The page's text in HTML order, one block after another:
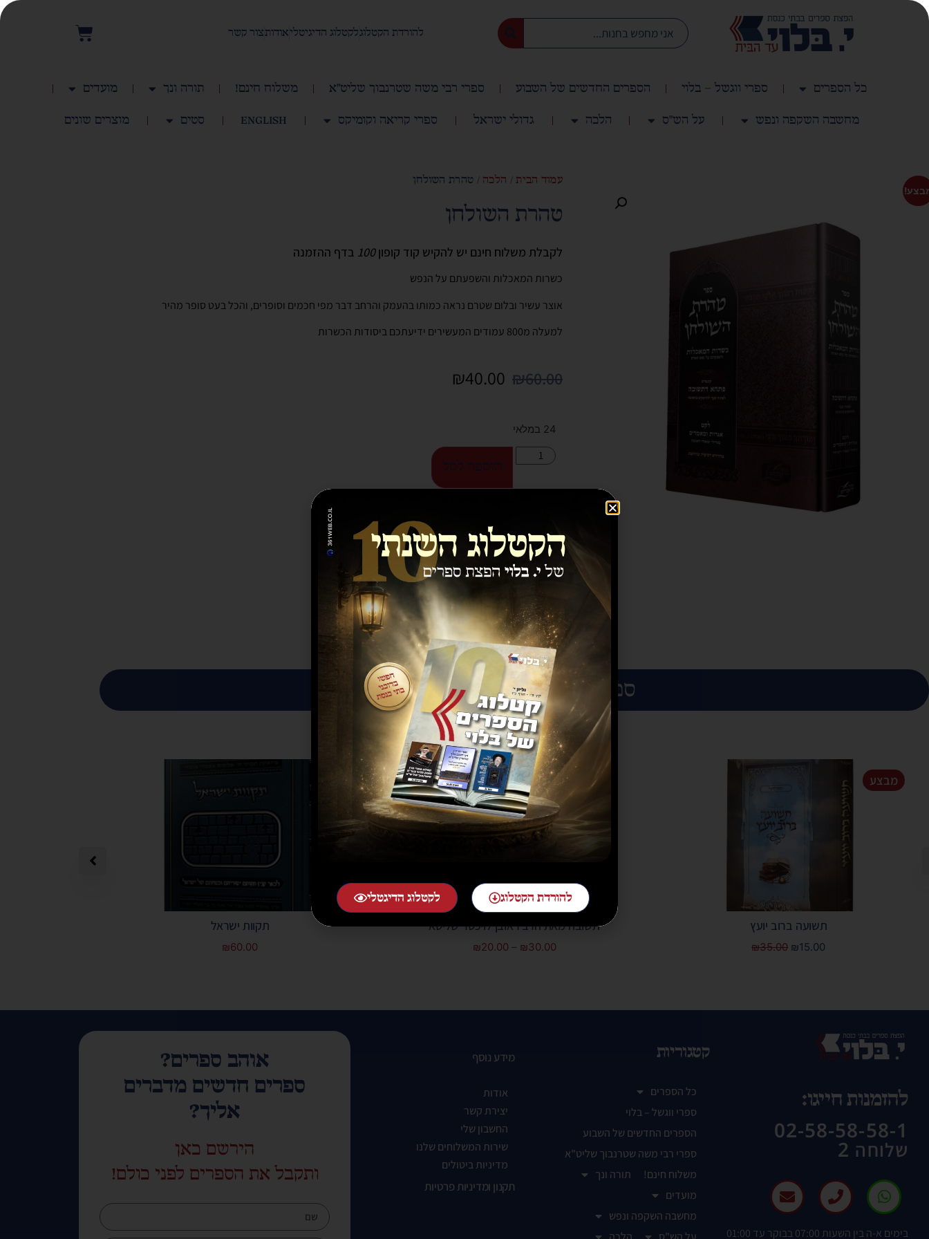
להורדת הקטלוג לקטלוג הדיגיטלי אודות צור קשר
כל הספרים ספרי ווגשל – בלוי הספרים החדשים של השבוע ספרי רבי משה שטרנבוך שליט"א משלוח חינם! תורה ונך מועדים
מחשבה השקפה ונפש על הש"ס הלכה גדולי ישראל ספרי קריאה וקומיקס English סטים מוצרים שונים
עמוד הבית/ הלכה / טהרת השולחן
טהרת השולחן
לקבלת משלוח חינם יש להקיש קוד קופון100 בדף ההזמנה
כשרות המאכלות והשפעתם על הנפש
אוצר עשיר ובלום שטרם נראה כמותו בהעמק והרחב דבר מפי חכמים וסופרים, והכל בעט סופר מהיר
למעלה מ800 עמודים המעשירים ידיעתכם ביסודות הכשרות
₪60.00
₪40.00
24 במלאי
הוספה לסל
ספרים נוספים שיעניינו אותך...
מבצע
תשועה ברוב יועץ
₪35.00 ₪15.00
תשובה מאת הרב ראובן לויכטר שליטא
₪20.00 – ₪30.00
תקוות ישראל
₪60.00
להזמנות חייגו:
02-58-58-58-1
שלוחה 2
בימים א-ה בין השעות 07:00 בבוקר עד 01:00
קטגוריות
כל הספרים
ספרי ווגשל – בלוי
הספרים החדשים של השבוע
ספרי רבי משה שטרנבוך שליט"א
משלוח חינם!
תורה ונך
מועדים
מחשבה השקפה ונפש
מידע נוסף
אודות
יצירת קשר
החשבון שלי
שירות המשלוחים שלנו
מדיניות ביטולים
תקנון ומדיניות פרטיות
אוהב ספרים?
ספרים חדשים מדברים
אליך?
הירשם כאן
ותקבל את הספרים לפני כולם!
להורדת הקטלוג לקטלוג הדיגטלי